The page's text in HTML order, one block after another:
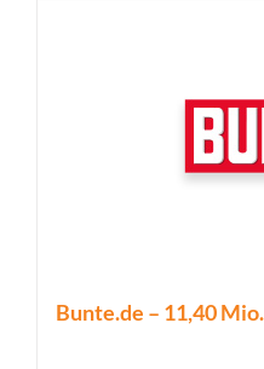
Bunte.de – 11,40